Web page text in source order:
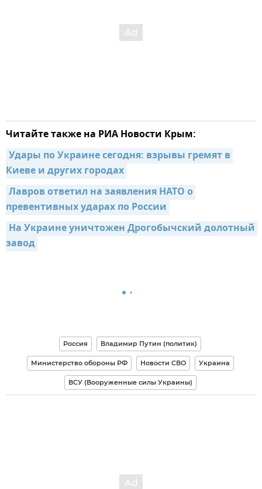
Читайте также на РИА Новости Крым:
Удары по Украине сегодня: взрывы гремят в
Киеве и других городах
Лавров ответил на заявления НАТО о
превентивных ударах по России
На Украине уничтожен Дрогобычский долотный
завод
Россия Владимир Путин (политик)
Министерство обороны РФ Новости СВО Украина
ВСУ (Вооруженные силы Украины)